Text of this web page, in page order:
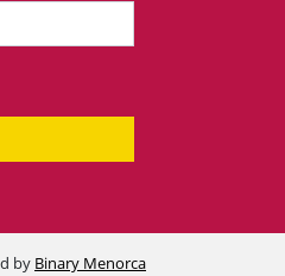
by Binary Menorca